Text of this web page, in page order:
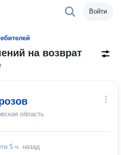
Войти
на возврат
область
5 ч. назад